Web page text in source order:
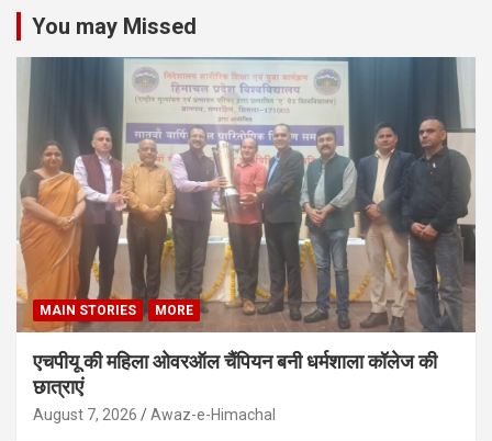
You may Missed
MAIN STORIES MORE
एचपीयू की महिला ओवरऑल चैंपियन बनी धर्मशाला कॉलेज की
छात्राएं
August 7, 2026 Awaz-e-Himachal